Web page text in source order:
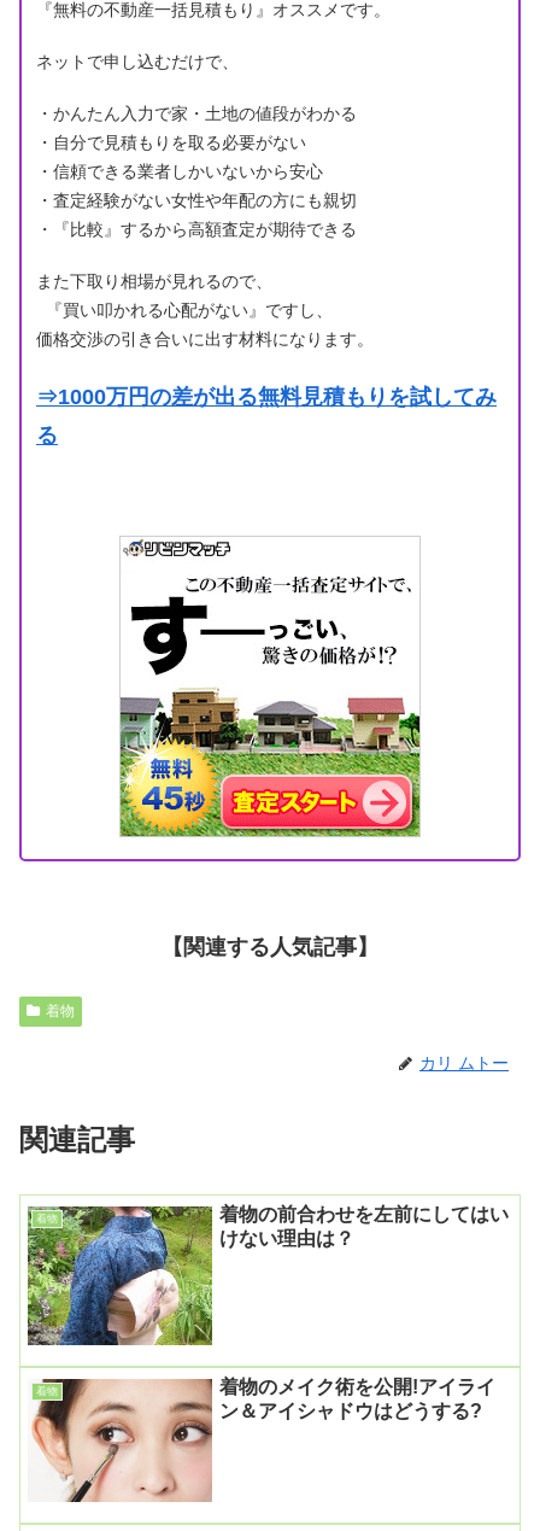
『無料の不動産一括見積もり』オススメです。
ネットで申し込むだけで、
・かんたん入力で家・土地の値段がわかる
・自分で見積もりを取る必要がない
・信頼できる業者しかいないから安心
・査定経験がない女性や年配の方にも親切
・『比較』するから高額査定が期待できる
また下取り相場が見れるので、
『買い叩かれる心配がない』ですし、
価格交渉の引き合いに出す材料になります。
⇒1000万円の差が出る無料見積もりを試してみ
る
【関連する人気記事】
着物
カリ ムトー
関連記事
着物
着物の前合わせを左前にしてはい
けない理由は？
着物
着物のメイク術を公開!アイライ
ン＆アイシャドウはどうする?